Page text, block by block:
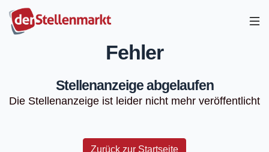
Fehler
Stellenanzeige abgelaufen
Die Stellenanzeige ist leider nicht mehr veröffentlicht
Zurück zur Startseite